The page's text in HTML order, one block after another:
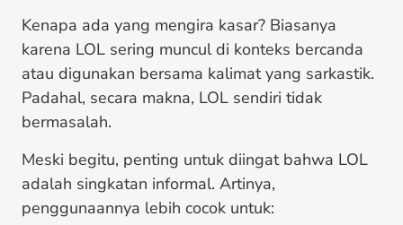
Kenapa ada yang mengira kasar? Biasanya
karena LOL sering muncul di konteks bercanda
atau digunakan bersama kalimat yang sarkastik.
Padahal, secara makna, LOL sendiri tidak
bermasalah.
Meski begitu, penting untuk diingat bahwa LOL
adalah singkatan informal. Artinya,
penggunaannya lebih cocok untuk: